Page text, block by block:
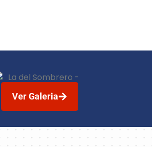
Ver Galeria